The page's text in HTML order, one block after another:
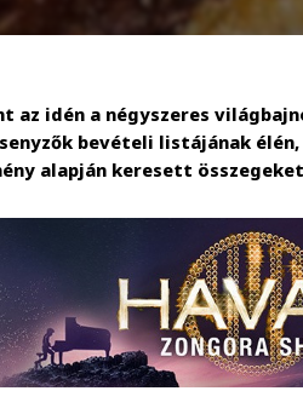
az idén a négyszeres
bevételi listájának
alapján keresett